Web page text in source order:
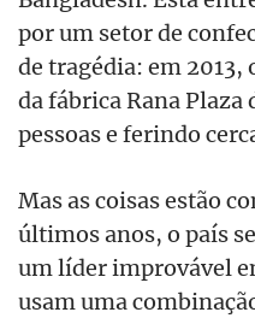
por um setor de
de tragédia: em 2013,
da fábrica Rana Plaza
pessoas e ferindo
Mas as coisas estão
últimos anos, o país
um líder improvável
usam uma